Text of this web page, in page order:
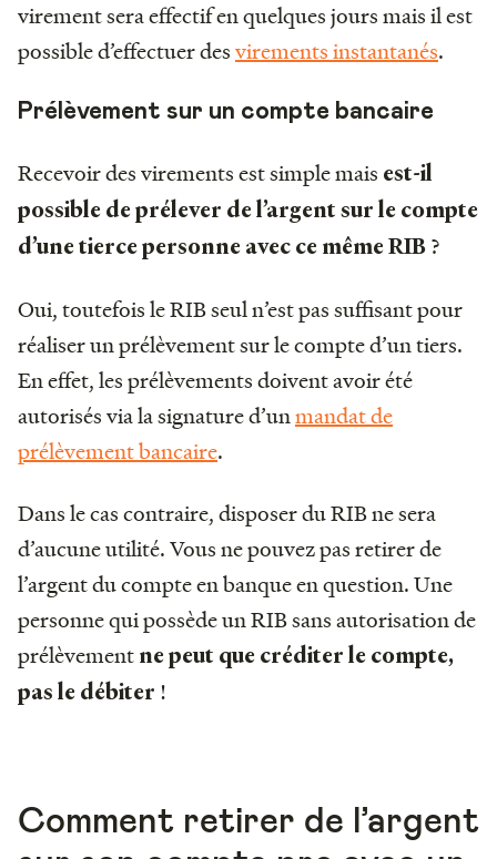
virement sera effectif en quelques jours mais il est
possible d’effectuer desvirements instantanés.
Prélèvement sur un compte bancaire
Recevoir des virements est simple mais est-il
possible de prélever de l’argent sur le compte
d’une tierce personne avec ce même RIB ?
Oui, toutefois le RIB seul n’est pas suffisant pour
réaliser un prélèvement sur le compte d’un tiers.
En effet, les prélèvements doivent avoir été
autorisés via la signature d’unmandat de
prélèvement bancaire.
Dans le cas contraire, disposer du RIB ne sera
d’aucune utilité. Vous ne pouvez pas retirer de
l’argent du compte en banque en question. Une
personne qui possède un RIB sans autorisation de
prélèvement ne peut que créditer le compte,
pas le débiter !
Comment retirer de l’argent